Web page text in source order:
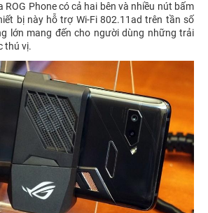
ROG Phone có cả hai bên và nhiều nút bấm
bị này hỗ trợ Wi-Fi 802.11ad trên tần số
lớn mang đến cho người dùng những trải
thú vị.